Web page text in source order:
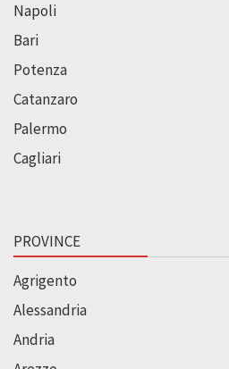
Napoli
Bari
Potenza
Catanzaro
Palermo
Cagliari
PROVINCE
Agrigento
Alessandria
Andria